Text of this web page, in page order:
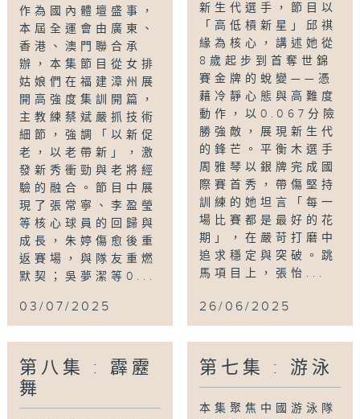
作為國內體壇盛事，
本屆全運會由廣東、
香港、澳門聯合承
辦，本集節目從女排
姑娘們在福建漳州展
開高強度集訓開篇，
主教練蔡斌嚴抓技術
細節，強調「以新促
老，以老帶新」，激
發新秀衝勁與老將經
驗的融合。節目中展
現了張常寧、李盈瑩
等核心球員的回歸與
成長，朱婷傷愈後重
返賽場，與隊友重燃
默契；吳夢潔等0...
03/07/2025
新生代選手，節目以
「高低槓新星」邱祺
緣為核心，講述她從
8歲起步到首奪世錦
賽金牌的蛻變——憑
藉冷靜心態與高難度
動作，以0.067分險
勝強敵，展現新生代
的鋒芒。平衡木選手
周雅琴以銀牌完成國
際賽首秀，帶傷堅持
訓練的她坦言「每一
場比賽都是最好的花
期」，在嚴苛打磨中
追求穩定與突破。跳
馬項目上，張怡...
26/06/2025
第八集 : 霹靂
舞
第七集 : 游泳
本集聚焦中國游泳隊